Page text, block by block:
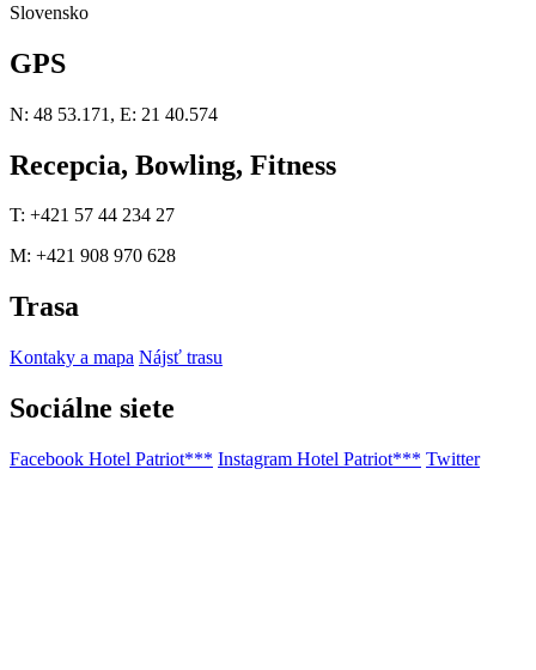
Slovensko
GPS
N: 48 53.171, E: 21 40.574
Recepcia, Bowling, Fitness
T: +421 57 44 234 27
M: +421 908 970 628
Trasa
Kontaky a mapa Nájsť trasu
Sociálne siete
Facebook Hotel Patriot*** Instagram Hotel Patriot*** Twitter